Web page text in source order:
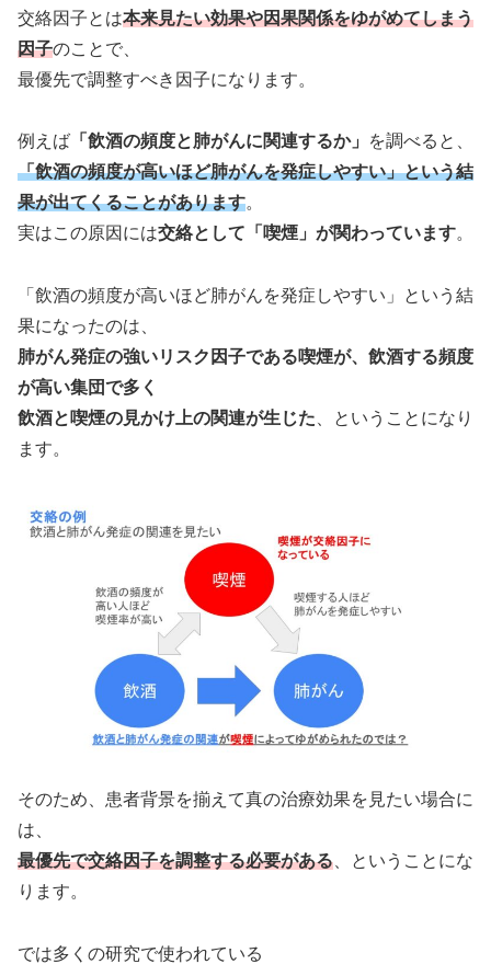
交絡因子とは本来見たい効果や因果関係をゆがめてしまう
因子のことで、
最優先で調整すべき因子になります。
例えば 「飲酒の頻度と肺がんに関連するか」
を調べると、
「飲酒の頻度が高いほど肺がんを発症しやすい」という結
果が出てくることがあります。
実はこの原因には交絡として「喫煙」が関わっています。
「飲酒の頻度が高いほど肺がんを発症しやすい」という結
果になったのは、
肺がん発症の強いリスク因子である喫煙が、飲酒する頻度
が高い集団で多く
飲酒と喫煙の見かけ上の関連が生じた 、ということになり
ます。
そのため、患者背景を揃えて真の治療効果を見たい場合に
は、
最優先で交絡因子を調整する必要がある 、ということにな
ります。
では多くの研究で使われている